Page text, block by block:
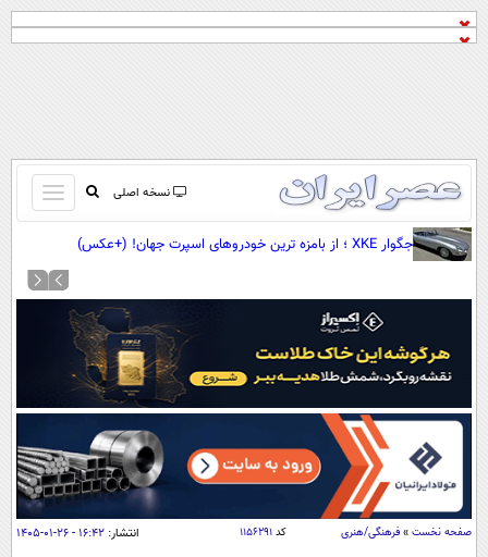
نسخه اصلی
باز
و
کردن
صفحه اول
آرشیو
نظرسنجی
آب و هوا
اوقات شرعی
سواد زندگی
اقتصاد
جگوار XKE ؛ از بامزه ترین خودروهای اسپرت جهان! (+عکس)
صفحه نخست » فرهنگی/هنری کد ۱۱۵۶۲۹۱ انتشار: ۱۶:۴۲ - ۲۶-۰۱-۱۴۰۵